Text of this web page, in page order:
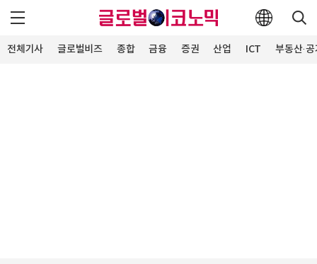
전체기사 글로벌비즈 종합 금융 증권 산업 ICT 부동산·